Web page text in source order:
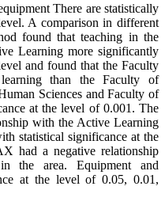
There are statistically
A comparison in different
found that teaching in the
Learning more significantly
and found that the Faculty
than the Faculty of
Sciences and Faculty of
at the level of 0.001. The
with the Active Learning
statistical significance at the
had a negative relationship
the area. Equipment and
at the level of 0.05, 0.01,